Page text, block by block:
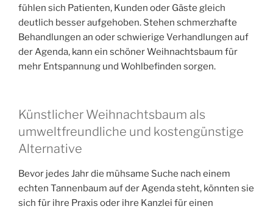
fühlen sich Patienten, Kunden oder Gäste gleich
deutlich besser aufgehoben. Stehen schmerzhafte
Behandlungen an oder schwierige Verhandlungen auf
der Agenda, kann ein schöner Weihnachtsbaum für
mehr Entspannung und Wohlbefinden sorgen.
Künstlicher Weihnachtsbaum als
umweltfreundliche und kostengünstige
Alternative
Bevor jedes Jahr die mühsame Suche nach einem
echten Tannenbaum auf der Agenda steht, könnten sie
sich für ihre Praxis oder ihre Kanzlei für einen